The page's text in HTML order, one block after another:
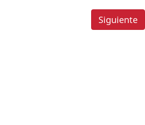
Siguiente